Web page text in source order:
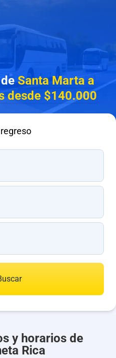
deSanta Marta a
desde $140.000
y horarios de
Rica